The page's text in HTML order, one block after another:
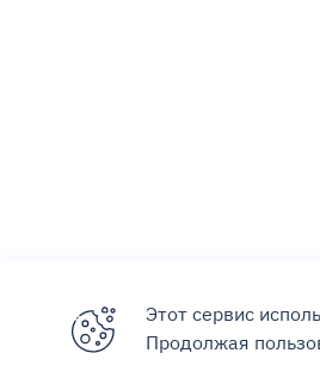
Этот сервис
Продолжая